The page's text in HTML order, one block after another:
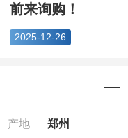
前来询购！
2025-12-26
产地 郑州